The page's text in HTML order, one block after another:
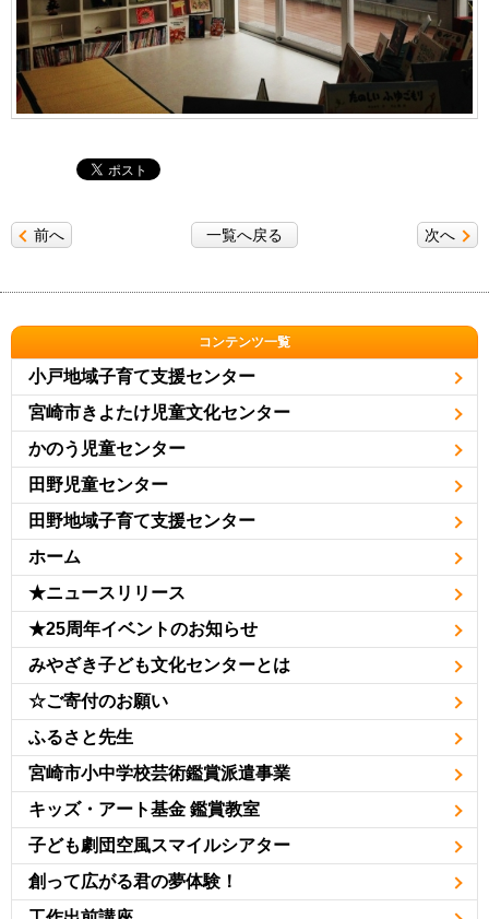
次へ
前へ 一覧へ戻る
コンテンツ一覧
小戸地域子育て支援センター
宮崎市きよたけ児童文化センター
かのう児童センター
田野児童センター
田野地域子育て支援センター
ホーム
★ニュースリリース
★25周年イベントのお知らせ
みやざき子ども文化センターとは
☆ご寄付のお願い
ふるさと先生
宮崎市小中学校芸術鑑賞派遣事業
キッズ・アート基金 鑑賞教室
子ども劇団空風スマイルシアター
創って広がる君の夢体験！